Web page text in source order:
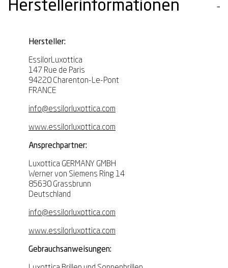
Herstellerinformationen
Hersteller:
EssilorLuxottica
147 Rue de Paris
94220 Charenton-Le-Pont
FRANCE
info@essilorluxottica.com
www.essilorluxottica.com
Ansprechpartner:
Luxottica GERMANY GMBH
Werner von Siemens Ring 14
85630 Grassbrunn
Deutschland
info@essilorluxottica.com
www.essilorluxottica.com
Gebrauchsanweisungen: